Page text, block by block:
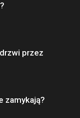
przez
zamykają?